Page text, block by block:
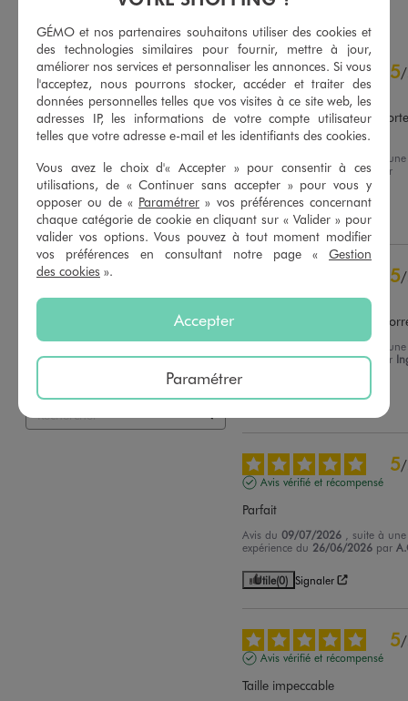
5/5
avis soumis à un
contrôle
Voir tous les avis sur ce site
5étoiles
16
0
3étoiles
1
Trier les avis
5/
Avis vérifié et récompensé
Confortable, agréable à
et bon rapport qualité prix
, suite à une
expérience du22/07/2026
par
Deborah B.
Utile(0) Signaler
5/
Pratique et habillé, a prix
Avis du28/07/2026 , suite à une
expérience du15/07/2026 par
Utile(0) Signaler
5/
Avis vérifié et récompensé
Parfait
Avis du09/07/2026
, suite à une
expérience du 26/06/2026 par
Utile(0) Signaler
5/
Avis vérifié et récompensé
Taille impeccable
GÉMO et nos partenaires souhaitons utiliser des cookies et
des technologies similaires pour fournir, mettre à jour,
améliorer nos services et personnaliser les annonces. Si vous
l'acceptez, nous pourrons stocker, accéder et traiter des
données personnelles telles que vos visites à ce site web, les
adresses IP, les informations de votre compte utilisateur
telles que votre adresse e-mail et les identifiants des cookies.
Vous avez le choix d'« Accepter » pour consentir à ces
utilisations, de « Continuer sans accepter » pour vous y
opposer ou de « Paramétrer » vos préférences concernant
chaque catégorie de cookie en cliquant sur « Valider » pour
valider vos options. Vous pouvez à tout moment modifier
vos préférences en consultant notre page « Gestion
des cookies ».
Accepter
Paramétrer